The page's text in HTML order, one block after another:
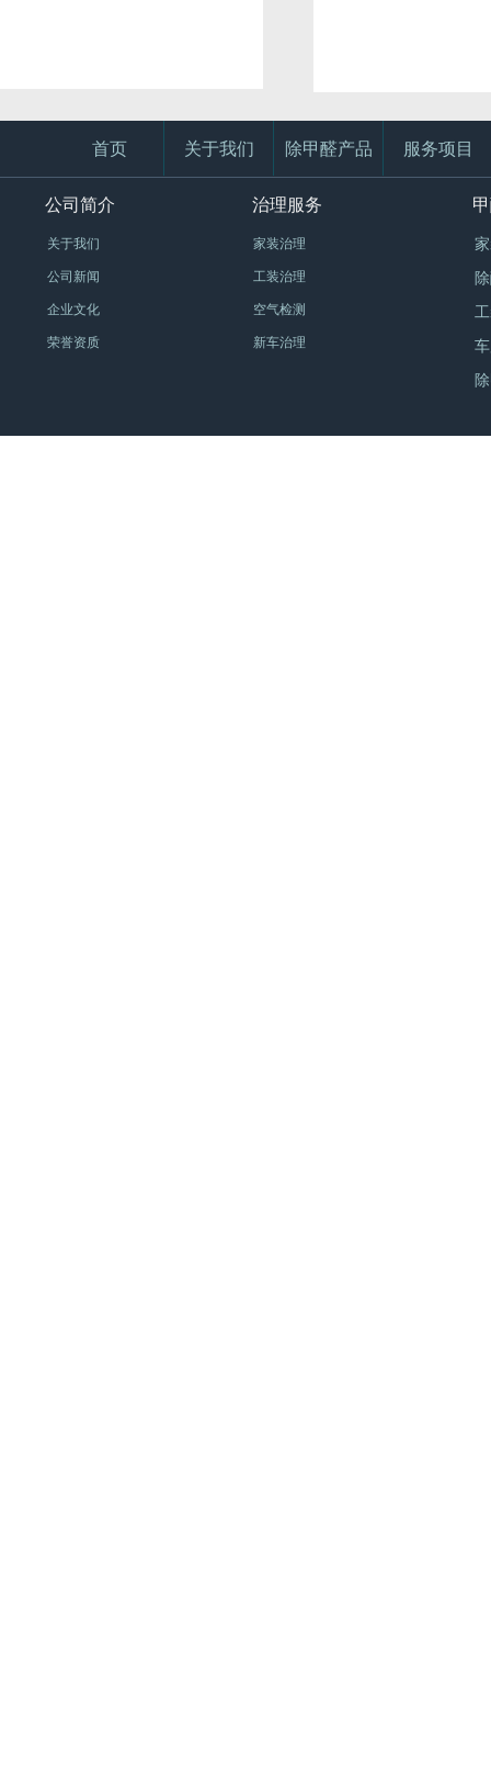
首页 关于我们 除甲醛产品 服务项目
关于我们
公司新闻
企业文化
荣誉资质
家装治理
工装治理
空气检测
新车治理
公司简介 治理服务